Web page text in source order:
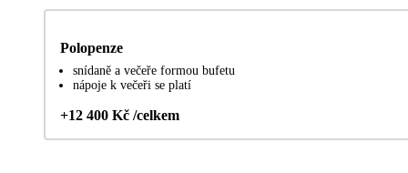
Polopenze
snídaně a večeře formou bufetu
nápoje k večeři se platí
+12 400 Kč /celkem